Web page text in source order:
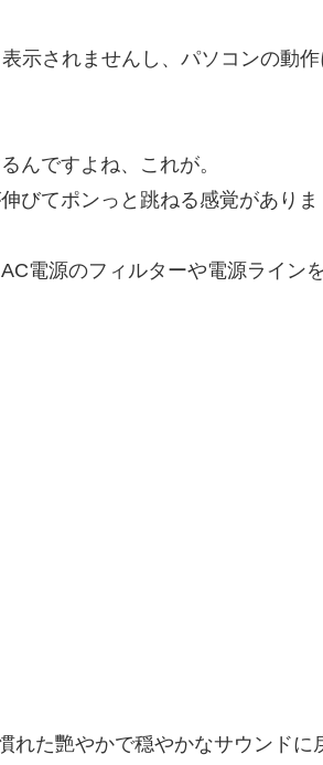
示されませんし、パソコンの動作
んですよね、これが。
びてポンっと跳ねる感覚がありま
電源のフィルターや電源ライン
れた艷やかで穏やかなサウンドに